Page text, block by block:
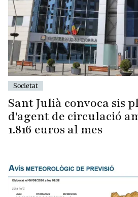
Societat
Sant Julià convoca sis
d'agent de circulació
1.816 euros al mes